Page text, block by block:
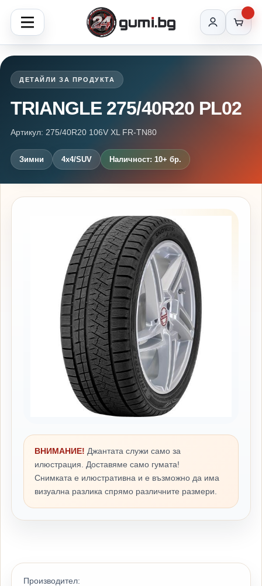
ДЕТАЙЛИ ЗА ПРОДУКТА
TRIANGLE 275/40R20 PL02
Артикул: 275/40R20 106V XL FR-TN80
Зимни 4x4/SUV Наличност: 10+ бр.
ВНИМАНИЕ! Джантата служи само за
илюстрация. Доставяме само гумата!
Снимката е илюстративна и е възможно да има
визуална разлика спрямо различните размери.
Производител: